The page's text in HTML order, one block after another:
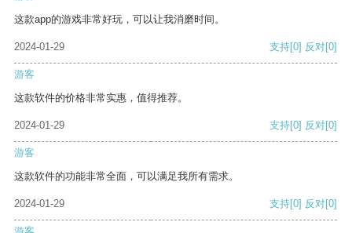
这款app的游戏非常好玩，可以让我消磨时间。
2024-01-29 支持[0] 反对[0]
游客
这款软件的价格非常实惠，值得推荐。
2024-01-29 支持[0] 反对[0]
游客
这款软件的功能非常全面，可以满足我所有需求。
2024-01-29 支持[0] 反对[0]